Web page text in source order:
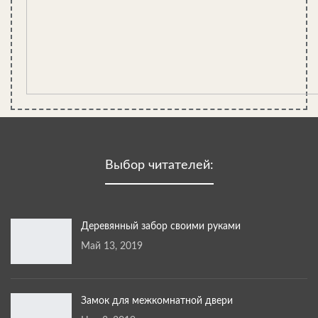
деревянного окна. Схема — стандартная: антисептик по
корпусу, морилка для цвета и лак для защиты от воды.
Учитывая горячие условия эксплуатации, я использовал лак
для саун и бань, который работает в условиях высоких
температур и влажности. На водной основе, сохнет быстро и
содержит в качестве наполнителя акрилаты с воском. Для
внешних работ его нельзя использовать, но окошко в моей
Особенность таких лаков на основе акрила — консистенция и
после часа высыхания он становится прозрачным. Это хорошо
заметно на видеоролике внизу о конструировании окна в
парилку бани
Все о безопасности окон в сауне и бане. Фотоинструкция
Выбор читателей:
Деревянный забор своими руками
Май 13, 2019
Замок для межкомнатной двери